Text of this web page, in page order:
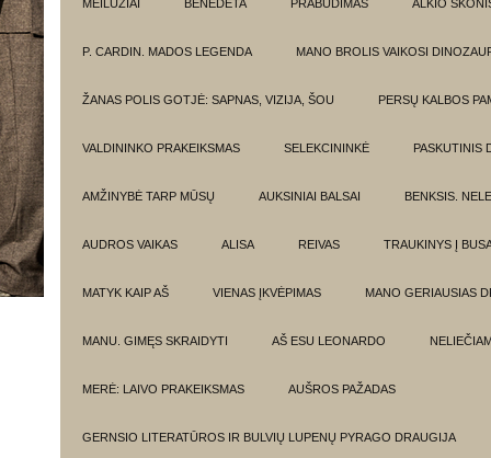
MEILUŽIAI BENEDETA PRABUDIMAS ALKIO
P. CARDIN. MADOS LEGENDA MANO BROLIS VAIKOSI
ŽANAS POLIS GOTJĖ: SAPNAS, VIZIJA, ŠOU PERSŲ KALBOS
VALDININKO PRAKEIKSMAS SELEKCININKĖ PASKUTINIS
AMŽINYBĖ TARP MŪSŲ AUKSINIAI BALSAI BENKSIS.
AUDROS VAIKAS ALISA REIVAS TRAUKINYS Į
MATYK KAIP AŠ VIENAS ĮKVĖPIMAS MANO GERIAUSIAS
MANU. GIMĘS SKRAIDYTI AŠ ESU LEONARDO
MERĖ: LAIVO PRAKEIKSMAS AUŠROS PAŽADAS
GERNSIO LITERATŪROS IR BULVIŲ LUPENŲ PYRAGO DRAUGIJA